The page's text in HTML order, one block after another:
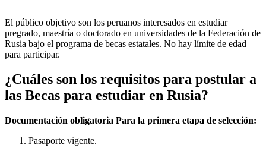
El público objetivo son los peruanos interesados en estudiar
pregrado, maestría o doctorado en universidades de la Federación de
Rusia bajo el programa de becas estatales. No hay límite de edad
para participar.
¿Cuáles son los requisitos para postular a
las Becas para estudiar en Rusia?
Documentación obligatoria Para la primera etapa de selección:
Pasaporte vigente.